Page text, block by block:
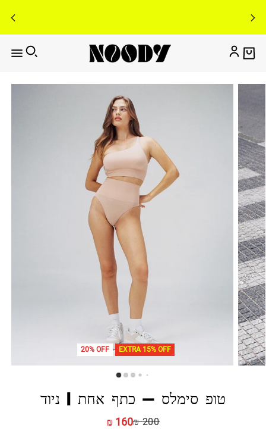
20% OFF EXTRA 15% OFF
טופ סימלס - כתף אחת | ניוד
160 ₪ 200 ₪